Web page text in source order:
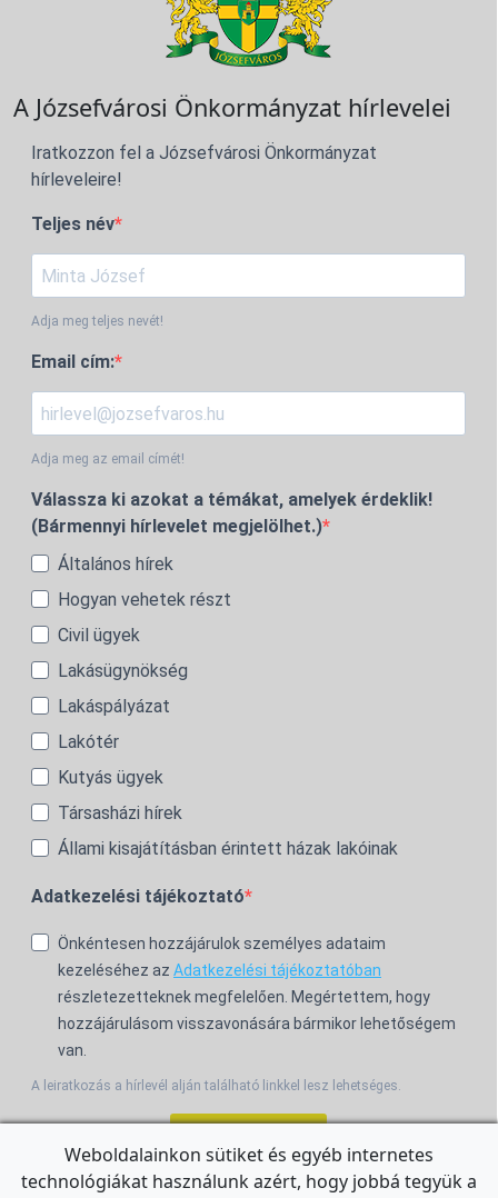
A Józsefvárosi Önkormányzat hírlevelei
Iratkozzon fel a Józsefvárosi Önkormányzat
hírleveleire!
Teljes név
Adja meg teljes nevét!
Email cím:
Adja meg az email címét!
Válassza ki azokat a témákat, amelyek érdeklik!
(Bármennyi hírlevelet megjelölhet.)
Általános hírek
Hogyan vehetek részt
Civil ügyek
Lakásügynökség
Lakáspályázat
Lakótér
Kutyás ügyek
Társasházi hírek
Állami kisajátításban érintett házak lakóinak
Adatkezelési tájékoztató
Önkéntesen hozzájárulok személyes adataim
kezeléséhez az Adatkezelési tájékoztatóban
részletezetteknek megfelelően. Megértettem, hogy
hozzájárulásom visszavonására bármikor lehetőségem
van.
A leiratkozás a hírlevél alján található linkkel lesz lehetséges.
Weboldalainkon sütiket és egyéb internetes
technológiákat használunk azért, hogy jobbá tegyük a